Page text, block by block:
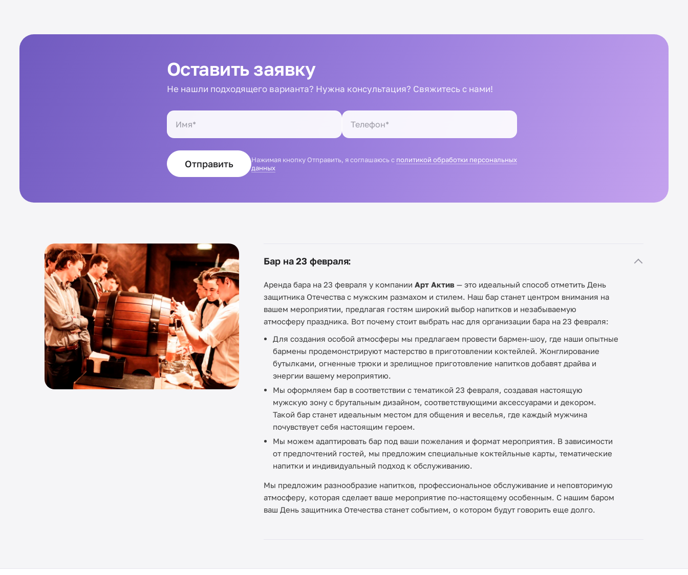
Оставить заявку
Не нашли подходящего варианта? Нужна консультация? Свяжитесь с нами!
Отправить Нажимая кнопку Отправить, я соглашаюсь с политикой обработки персональных
данных
Бар на 23 февраля:
Аренда бара на 23 февраля у компании Арт Актив — это идеальный способ отметить День
защитника Отечества с мужским размахом и стилем. Наш бар станет центром внимания на
вашем мероприятии, предлагая гостям широкий выбор напитков и незабываемую
атмосферу праздника. Вот почему стоит выбрать нас для организации бара на 23 февраля:
Для создания особой атмосферы мы предлагаем провести бармен-шоу, где наши опытные
бармены продемонстрируют мастерство в приготовлении коктейлей. Жонглирование
бутылками, огненные трюки и зрелищное приготовление напитков добавят драйва и
энергии вашему мероприятию.
Мы оформляем бар в соответствии с тематикой 23 февраля, создавая настоящую
мужскую зону с брутальным дизайном, соответствующими аксессуарами и декором.
Такой бар станет идеальным местом для общения и веселья, где каждый мужчина
почувствует себя настоящим героем.
Мы можем адаптировать бар под ваши пожелания и формат мероприятия. В зависимости
от предпочтений гостей, мы предложим специальные коктейльные карты, тематические
напитки и индивидуальный подход к обслуживанию.
Мы предложим разнообразие напитков, профессиональное обслуживание и неповторимую
атмосферу, которая сделает ваше мероприятие по-настоящему особенным. С нашим баром
ваш День защитника Отечества станет событием, о котором будут говорить еще долго.